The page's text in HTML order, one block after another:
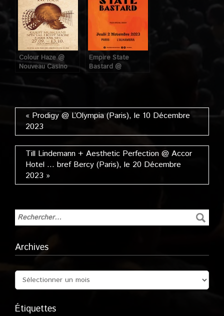
Colour Haze @
Nouveau Casino
Septembre 2012
Empire State
Bastard @
« Prodigy @ L’Olympia (Paris), le 10 Décembre
2023
Till Lindemann + Aesthetic Perfection @ Accor
Hotel … bref Bercy (Paris), le 20 Décembre
2023 »
Archives
Étiquettes